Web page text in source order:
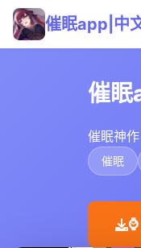
催眠app|中
催眠
催眠神作
催眠